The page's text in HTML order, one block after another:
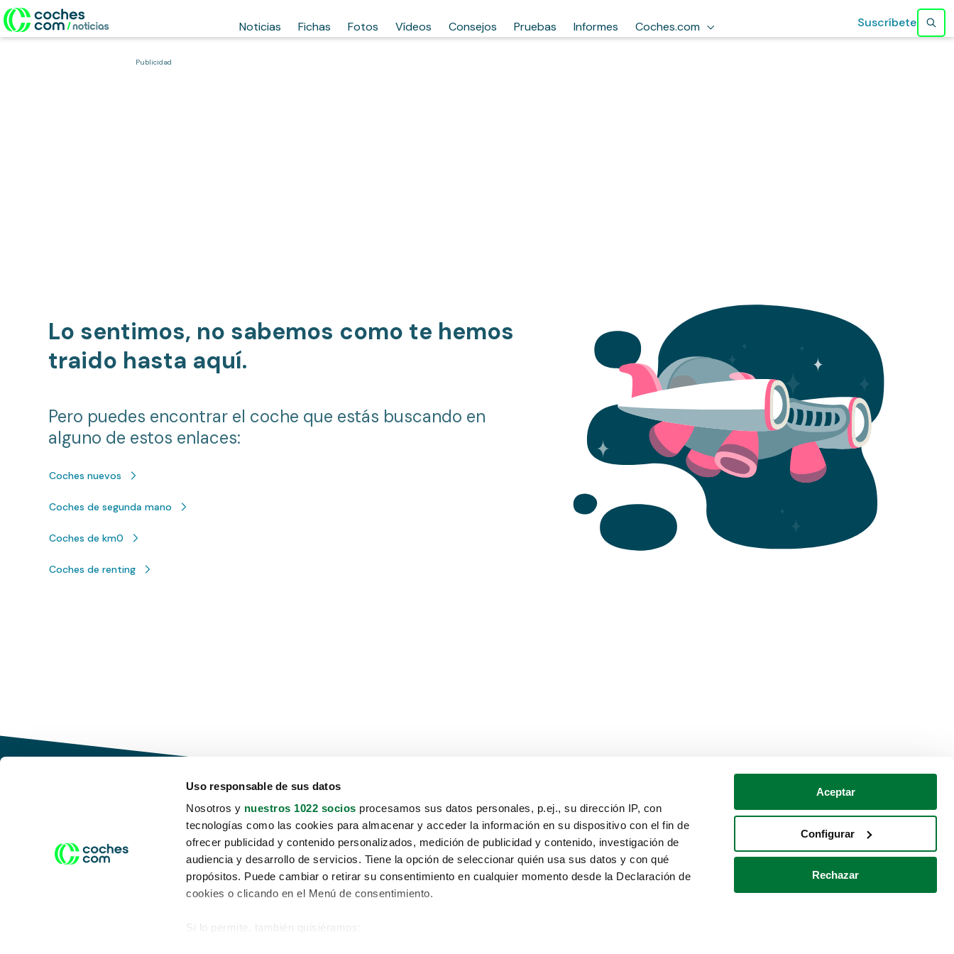
Uso responsable de sus datos
Nosotros y nuestros 1022 socios procesamos sus datos personales, p.ej., su dirección IP, con
tecnologías como las cookies para almacenar y acceder la información en su dispositivo con el fin de
ofrecer publicidad y contenido personalizados, medición de publicidad y contenido, investigación de
audiencia y desarrollo de servicios. Tiene la opción de seleccionar quién usa sus datos y con qué
propósitos. Puede cambiar o retirar su consentimiento en cualquier momento desde la Declaración de
cookies o clicando en el Menú de consentimiento.
Si lo permite, también quisiéramos:
Aceptar
Configurar
Rechazar
Noticias Fichas Fotos Vídeos Consejos Pruebas Informes Coches.com Suscríbete
Publicidad
Lo sentimos, no sabemos como te hemos
traido hasta aquí.
Pero puedes encontrar el coche que estás buscando en
alguno de estos enlaces:
Coches nuevos
Coches de segunda mano
Coches de km0
Coches de renting
Conduce tu futuro,
desata tu movilidad